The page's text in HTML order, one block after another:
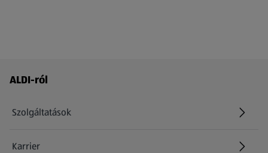
Láblécmenü - további linkek
ALDI-ról
Szolgáltatások
Karrier